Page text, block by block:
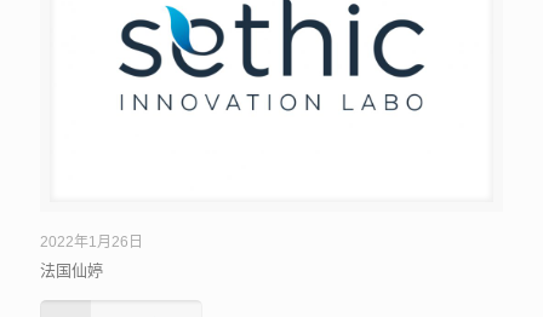
2022年1月26日
法国仙婷